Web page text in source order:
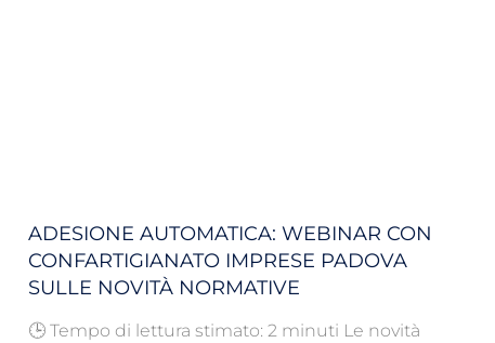
ADESIONE AUTOMATICA: WEBINAR CON
CONFARTIGIANATO IMPRESE PADOVA
SULLE NOVITÀ NORMATIVE
🕒 Tempo di lettura stimato: 2 minuti Le novità